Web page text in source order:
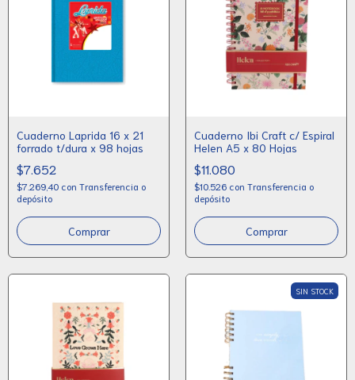
Cuaderno Laprida 16 x 21
forrado t/dura x 98 hojas
$7.652
$7.269,40 con Transferencia o
depósito
Comprar
Cuaderno Ibi Craft c/ Espiral
Helen A5 x 80 Hojas
$11.080
$10.526 con Transferencia o
depósito
SIN STOCK